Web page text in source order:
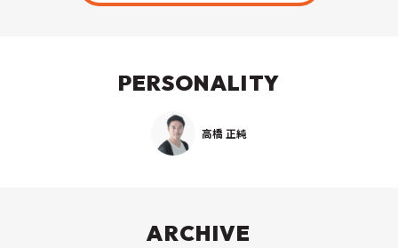
PERSONALITY
高橋 正純
ARCHIVE